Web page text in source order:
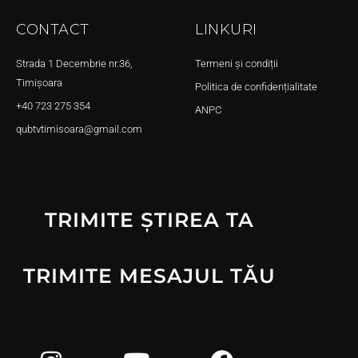
CONTACT
Strada 1 Decembrie nr.36,
Timișoara
+40 723 275 354
qubtvtimisoara@gmail.com
LINKURI
Termeni și condiții
Politica de confidențialitate
ANPC
TRIMITE ȘTIREA TA
TRIMITE MESAJUL TĂU